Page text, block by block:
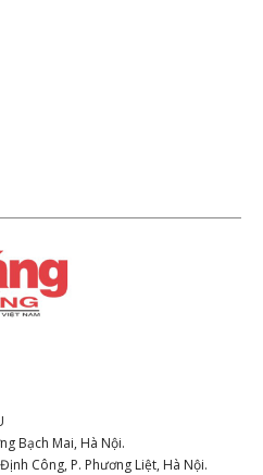
Bạch Mai, Hà Nội.
Công, P. Phương Liệt, Hà Nội.